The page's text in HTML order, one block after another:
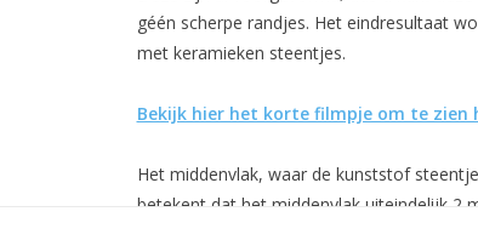
géén scherpe randjes. Het eindresultaat
met keramieken steentjes.
Bekijk hier het korte filmpje om te zien
Het middenvlak, waar de kunststof
betekent dat het middenvlak uiteindelijk 2